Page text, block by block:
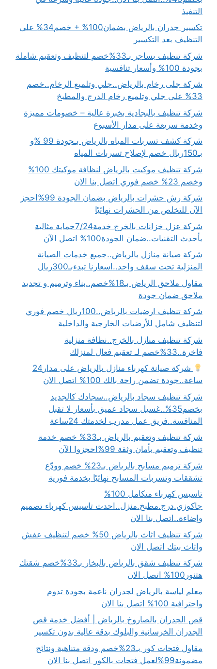
التنفيذ
تكسير جدران بالرياض بضمان100% + خصم34% على
التنظيف بعد التكسير
شركة تنظيف بساجر بـ33%خصم لتنظيف وتعقيم شاملة
بجودة 100% وأسعار تنافسية
شركة جلى رخام بالرياض..جلي وتلميع الرخام..خصم
33% على جلي وتلميع رخام الدرج والمطبخ
شركة تنظيف بالبجادية بخبرة عالية – خصومات مميزة
وخدمة سريعة على مدار الأسبوع
شركة كشف تسربات المياه بالرياض بـجودة 99 %و
بـ150ريال خصم لإصلاح تسربات المياه
شركة تنظيف موكيت بالرياض لنظافة موكيتك 100%
وخصم 23% خصم فوري اتصل بنا الان
شركة رش حشرات بالرياض بضمان الجودة 99%احجز
الآن للتخلص من الحشرات نهائيًا
شركة عزل خزانات بالخرج خدمة7/24حماية مثالية
بأحدث التقنيات..ضمان الجودة100% اتصل الآن
شركة صيانة منازل بالرياض..جميع خدمات الصيانة
المنزلية تحت سقف واحد..اسعارنا تبدءبـ300ريال
مقاول ملاحق الرياض بـ18%خصم..بناء وترميم و تجديد
ملاحق ضمان جودة
شركة تنظيف ارضيات بالرياض..100ريال خصم فوري
لتنظيف شامل للأرضيات الخارجية والداخلية
شركة تنظيف منازل بالخرج..نظافة منزلية
فاخرة..33%خصم لـ تعقيم فعال لمنزلك
شركة صيانة كهرباء منازل بالرياض على مدار24
ساعة..جودة تضمن راحة بالك 100% اتصل الان
شركة تنظيف سجاد بالرياض..سجادك كالجديد
بخصم35%..غسيل سجاد عميق بأسعار لا تقبل
المنافسة..فريق عمل مدرب لخدمتك 24ساعة
شركة تنظيف وتعقيم بالرياض بـ33% خصم خدمة
تنظيف وتعقيم بأمان وثقة 99%احجزوا الآن
شركة ترميم مسابح بالرياض بـ23% خصم وودّع
تشققات وتسربات المسابح نهائيًا بخدمة فورية
تاسيس كهرباء متكامل 100%
جاكوزي.درج.مطبخ.منزل..احدث تاسيس كهرباء تصميم
وإضاءة..اتصل بنا الان
شركة تنظيف اثاث بالرياض 50% خصم لتنظيف عفش
واثاث بيتك اتصل الان
شركة تنظيف شقق بالرياض بالبخار بـ33%خصم شقتك
هتنور100% اتصل الان
معلم لياسة بالرياض لجدران ناعمة بجودة تدوم
واحترافية 100% اتصل بنا الان
قص الجدران بالصاروخ بالرياض | أفضل خدمة قص
الجدران الخرسانية والبلوك بدقة عالية بدون تكسير
مقاول فتحات كور بـ23%خصم ودقة متناهية ونتائج
مضمونة99%لعمل فتحات بالكور اتصل بنا الان